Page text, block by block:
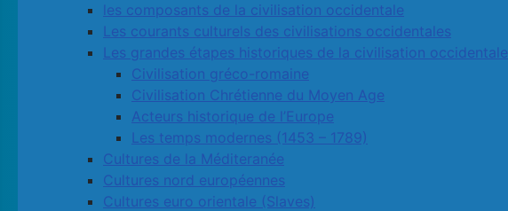
les composants de la civilisation occidentale
Les courants culturels des civilisations occidentales
Les grandes étapes historiques de la civilisation occidentale
Civilisation gréco-romaine
Civilisation Chrétienne du Moyen Age
Acteurs historique de l’Europe
Les temps modernes (1453 – 1789)
Cultures de la Méditeranée
Cultures nord européennes
Cultures euro orientale (Slaves)